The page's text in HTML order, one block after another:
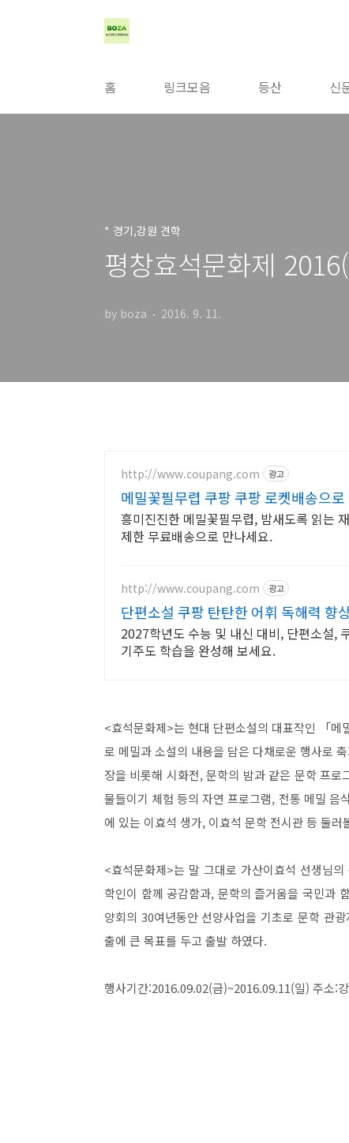
홈 링크모음 등산 신
* 경기,강원 견학
평창효석문화제
by boza 2016. 9. 11.
http://www.coupang.com 광고
메밀꽃필무렵 쿠팡 쿠팡 로켓배송으로
흥미진진한 메밀꽃필무렵, 밤새도록 읽는
제한 무료배송으로 만나세요.
http://www.coupang.com 광고
단편소설 쿠팡 탄탄한 어휘 독해력 향
2027학년도 수능 및 내신 대비, 단편소설,
기주도 학습을 완성해 보세요.
<효석문화제>는 현대 단편소설의 대표작인 「
로 메밀과 소설의 내용을 담은 다채로운 행사로
장을 비롯해 시화전, 문학의 밤과 같은 문학 프
물들이기 체험 등의 자연 프로그램, 전통 메밀 음
에 있는 이효석 생가, 이효석 문학 전시관 등 둘러
<효석문화제>는 말 그대로 가산이효석 선생님
학인이 함께 공감함과, 문학의 즐거움을 국민과
양회의 30여년동안 선양사업을 기초로 문학 관
출에 큰 목표를 두고 출발 하였다.
행사기간:2016.09.02(금)~2016.09.11(일) 주소: